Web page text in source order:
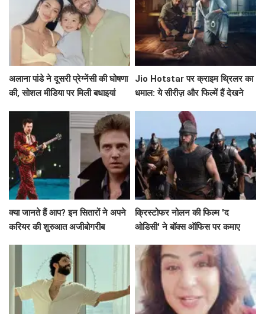
अलाना पांडे ने दूसरी प्रेग्नेंसी की घोषणा
की, सोशल मीडिया पर मिली बधाइयां
Jio Hotstar पर क्राइम थ्रिलर का
धमाल: ये सीरीज़ और फिल्में हैं देखने
क्या जानते हैं आप? इन सितारों ने अपने
करियर की शुरुआत अजीबोगरीब
क्रिस्टोफर नोलन की फिल्म 'द
ओडिसी' ने बॉक्स ऑफिस पर कमाए